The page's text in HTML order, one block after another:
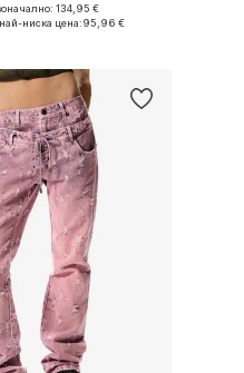
134,95 €
ниска цена:95,96 €